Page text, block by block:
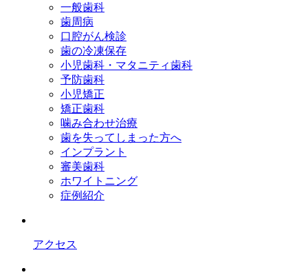
一般歯科
歯周病
口腔がん検診
歯の冷凍保存
小児歯科・マタニティ歯科
予防歯科
小児矯正
矯正歯科
噛み合わせ治療
歯を失ってしまった方へ
インプラント
審美歯科
ホワイトニング
症例紹介
アクセス